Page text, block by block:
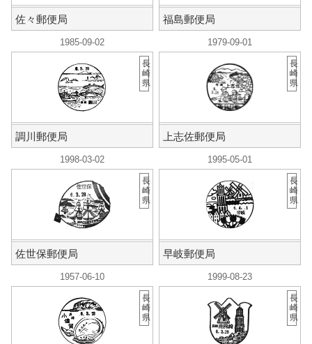
佐々郵便局 福島郵便局
1985-09-02
調川郵便局
長
崎
県
1979-09-01
上志佐郵便局
長
崎
県
1998-03-02
佐世保郵便局
長
崎
県
1995-05-01
早岐郵便局
長
崎
県
1957-06-10
長
崎
県
1999-08-23
長
崎
県